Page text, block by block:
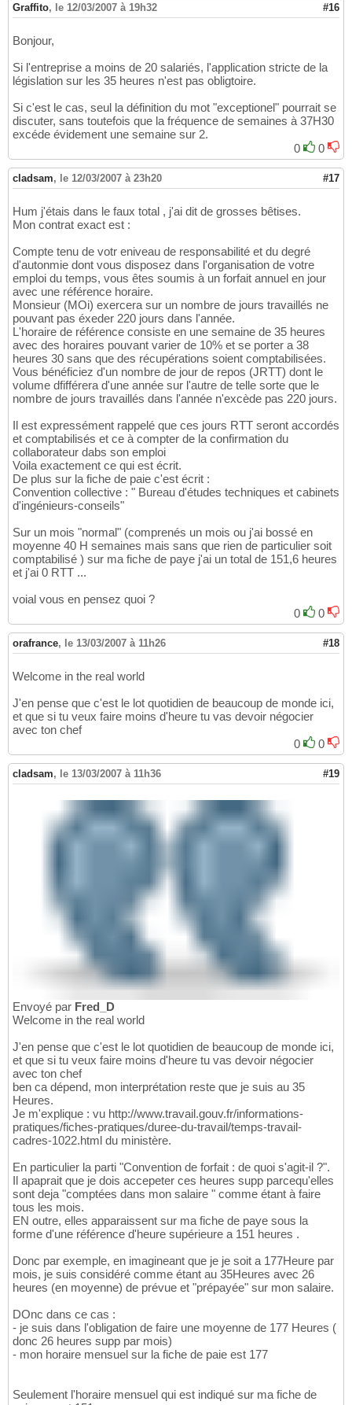
Graffito, le 12/03/2007 à 19h32 #16
Bonjour,
Si l'entreprise a moins de 20 salariés, l'application stricte de la
législation sur les 35 heures n'est pas obligtoire.
Si c'est le cas, seul la définition du mot "exceptionel" pourrait se
discuter, sans toutefois que la fréquence de semaines à 37H30
excéde évidement une semaine sur 2.
0
0
cladsam, le 12/03/2007 à 23h20 #17
Hum j'étais dans le faux total , j'ai dit de grosses bêtises.
Mon contrat exact est :
Compte tenu de votr eniveau de responsabilité et du degré
d'autonmie dont vous disposez dans l'organisation de votre
emploi du temps, vous êtes soumis à un forfait annuel en jour
avec une référence horaire.
Monsieur (MOi) exercera sur un nombre de jours travaillés ne
pouvant pas éxeder 220 jours dans l'année.
L'horaire de référence consiste en une semaine de 35 heures
avec des horaires pouvant varier de 10% et se porter a 38
heures 30 sans que des récupérations soient comptabilisées.
Vous bénéficiez d'un nombre de jour de repos (JRTT) dont le
volume dfifférera d'une année sur l'autre de telle sorte que le
nombre de jours travaillés dans l'année n'excède pas 220 jours.
Il est expressément rappelé que ces jours RTT seront accordés
et comptabilisés et ce à compter de la confirmation du
collaborateur dabs son emploi
Voila exactement ce qui est écrit.
De plus sur la fiche de paie c'est écrit :
Convention collective : " Bureau d'études techniques et cabinets
d'ingénieurs-conseils"
Sur un mois "normal" (comprenés un mois ou j'ai bossé en
moyenne 40 H semaines mais sans que rien de particulier soit
comptabilisé ) sur ma fiche de paye j'ai un total de 151,6 heures
et j'ai 0 RTT ...
voial vous en pensez quoi ?
0
0
orafrance, le 13/03/2007 à 11h26 #18
Welcome in the real world
J'en pense que c'est le lot quotidien de beaucoup de monde ici,
et que si tu veux faire moins d'heure tu vas devoir négocier
avec ton chef
0
0
cladsam, le 13/03/2007 à 11h36 #19
Envoyé par Fred_D
Welcome in the real world
J'en pense que c'est le lot quotidien de beaucoup de monde ici,
et que si tu veux faire moins d'heure tu vas devoir négocier
avec ton chef
ben ca dépend, mon interprétation reste que je suis au 35
Heures.
Je m'explique : vu http://www.travail.gouv.fr/informations-
pratiques/fiches-pratiques/duree-du-travail/temps-travail-
cadres-1022.html du ministère.
En particulier la parti "Convention de forfait : de quoi s'agit-il ?".
Il apaprait que je dois accepeter ces heures supp parcequ'elles
sont deja "comptées dans mon salaire " comme étant à faire
tous les mois.
EN outre, elles apparaissent sur ma fiche de paye sous la
forme d'une référence d'heure supérieure a 151 heures .
Donc par exemple, en imagineant que je je soit a 177Heure par
mois, je suis considéré comme étant au 35Heures avec 26
heures (en moyenne) de prévue et "prépayée" sur mon salaire.
DOnc dans ce cas :
- je suis dans l'obligation de faire une moyenne de 177 Heures (
donc 26 heures supp par mois)
- mon horaire mensuel sur la fiche de paie est 177
Seulement l'horaire mensuel qui est indiqué sur ma fiche de